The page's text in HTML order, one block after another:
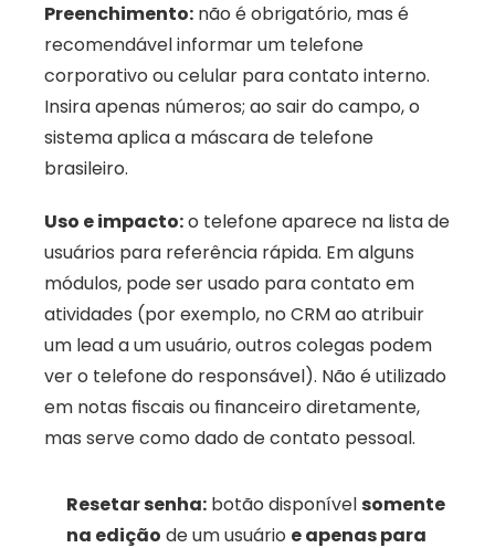
Preenchimento: não é obrigatório, mas é
recomendável informar um telefone
corporativo ou celular para contato interno.
Insira apenas números; ao sair do campo, o
sistema aplica a máscara de telefone
brasileiro.
Uso e impacto: o telefone aparece na lista de
usuários para referência rápida. Em alguns
módulos, pode ser usado para contato em
atividades (por exemplo, no CRM ao atribuir
um lead a um usuário, outros colegas podem
ver o telefone do responsável). Não é utilizado
em notas fiscais ou financeiro diretamente,
mas serve como dado de contato pessoal.
Resetar senha: botão disponível somente
na edição de um usuário e apenas para